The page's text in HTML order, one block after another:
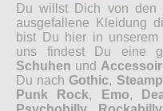
Du willst Dich von den
ausgefallene Kleidung
bist Du hier in
uns findest Du eine
Schuhen und
Du nach Gothic,
Punk Rock, Emo,